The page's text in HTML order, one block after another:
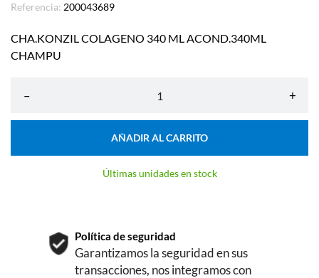
Referencia: 200043689
CHA.KONZIL COLAGENO 340 ML ACOND.340ML
CHAMPU
– +
AÑADIR AL CARRITO
Últimas unidades en stock
Política de seguridad
Garantizamos la seguridad en sus
transacciones, nos integramos con